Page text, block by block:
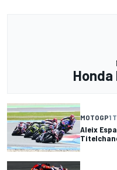
Honda
MOTOGP1 T.
Aleix